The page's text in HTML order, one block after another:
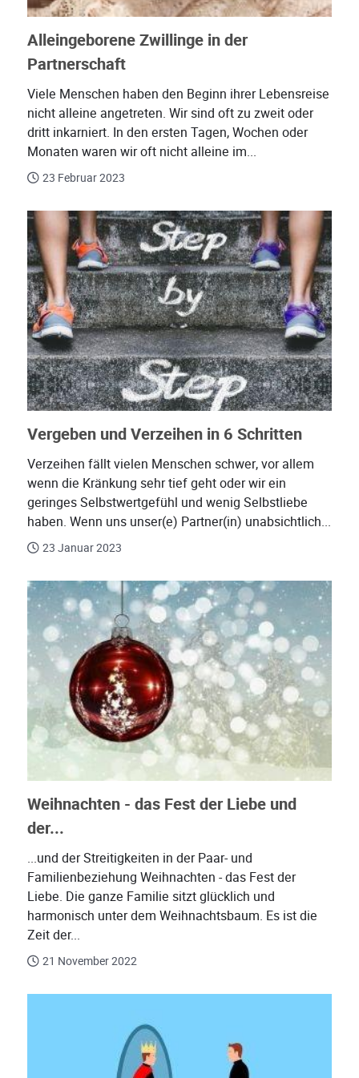
Alleingeborene Zwillinge in der
Partnerschaft
Viele Menschen haben den Beginn ihrer Lebensreise
nicht alleine angetreten. Wir sind oft zu zweit oder
dritt inkarniert. In den ersten Tagen, Wochen oder
Monaten waren wir oft nicht alleine im...
23 Februar 2023
Vergeben und Verzeihen in 6 Schritten
Verzeihen fällt vielen Menschen schwer, vor allem
wenn die Kränkung sehr tief geht oder wir ein
geringes Selbstwertgefühl und wenig Selbstliebe
haben. Wenn uns unser(e) Partner(in) unabsichtlich...
23 Januar 2023
Weihnachten - das Fest der Liebe und
der...
...und der Streitigkeiten in der Paar- und
Familienbeziehung Weihnachten - das Fest der
Liebe. Die ganze Familie sitzt glücklich und
harmonisch unter dem Weihnachtsbaum. Es ist die
Zeit der...
21 November 2022